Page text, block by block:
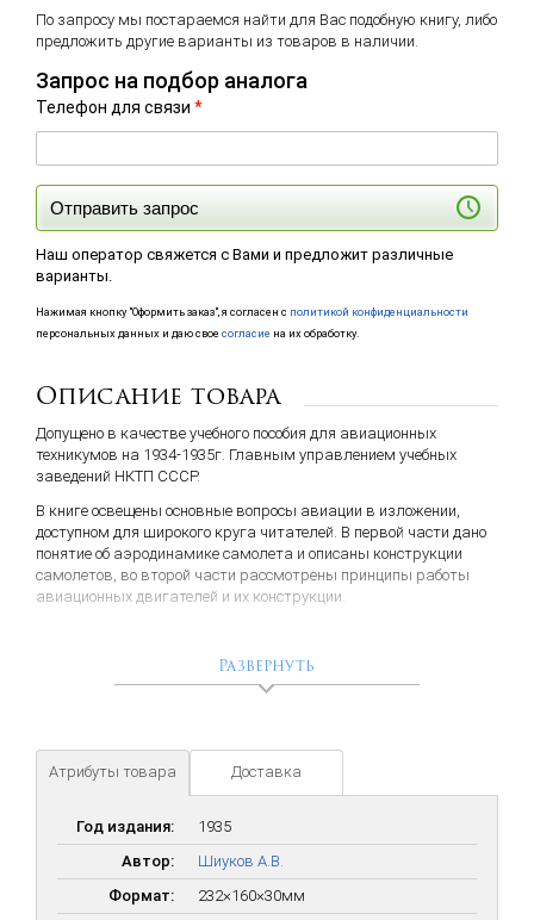
По запросу мы постараемся найти для Вас подобную книгу, либо
предложить другие варианты из товаров в наличии.
Запрос на подбор аналога
Телефон для связи *
Отправить запрос
Наш оператор свяжется с Вами и предложит различные
варианты.
Нажимая кнопку "Оформить заказ", я согласен с политикой конфиденциальности
персональных данных и даю свое согласие на их обработку.
Описание товара
Допущено в качестве учебного пособия для авиационных
техникумов на 1934-1935г. Главным управлением учебных
заведений НКТП СССР.
В книге освещены основные вопросы авиации в изложении,
доступном для широкого круга читателей. В первой части дано
понятие об аэродинамике самолета и описаны конструкции
самолетов, во второй части рассмотрены принципы работы
авиационных двигателей и их конструкции.
Развернуть
Атрибуты товара Доставка
Год издания:
1935
Автор:
Шиуков А.В.
Формат:
232×160×30мм